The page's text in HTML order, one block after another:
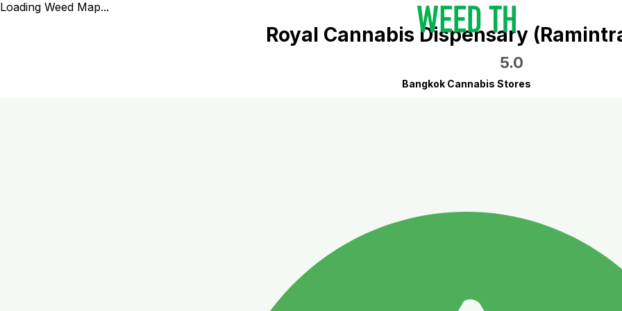
Loading Weed Map...
Royal Cannabis Dispensary
5.0
Bangkok Cannabis Stores